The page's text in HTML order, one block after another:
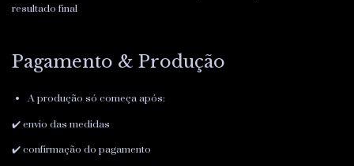
resultado final
Pagamento & Produção
A produção só começa após:
✔️ envio das medidas
✔️ confirmação do pagamento